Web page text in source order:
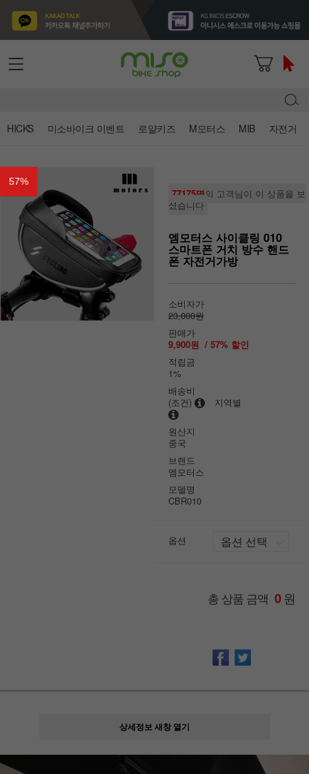
HICKS 미소바이크 이벤트 로얄키즈 M모터스 MIB 자전거
57%
77175명의 고객님이 이 상품을 보
셨습니다
엠모터스 사이클링 010
스마트폰 거치 방수 핸드
폰 자전거가방
소비자가
23,000원
판매가
9,900원 / 57% 할인
적립금
1%
배송비
(조건)
지역별
원산지
중국
브랜드
엠모터스
모델명
CBR010
옵션
총 상품 금액 0원
상세정보 새창 열기